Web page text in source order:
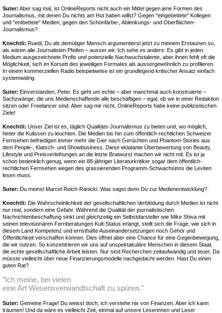
Suter: Aber sag mal, ist OnlineReports nicht auch ein Mittel gegen jene Formen des
Journalismus, mit denen Du nichts am Hut haben willst? Gegen "eingebettete" Kollegen
und "entbettete" Medien, gegen den Schönfärbe-, Ablenkungs- und Oberflächen-
Journalismus?
Knechtli: Ruedi, Du als demütiger Mensch argumentierst jetzt zu meinem Erstaunen so,
als wären alle Journalisten Pfeifen – ausser wir. Ich sehe es anders: Es gibt in jeden
Medium ausgezeichnete Profis und potenzielle Nachwuchstalente, aber ihnen fehlt oft die
Möglichkeit, sich im Korsett des jeweiligen Formates als aussergewöhnlich zu profilieren.
In einem kommerziellen Radio beispielweise ist ein grundlegend kritischer Ansatz einfach
systemwidrig.
Suter: Einverstanden, Peter. Es geht um echte – aber manchmal auch konstruierte –
Sachzwänge, die uns Medienschaffende alle beschäftigen – egal, ob wir in einer Redaktion
sitzen oder Freelancer sind. Aber sag mir nicht, OnlineReports habe keine publizistischen
Ziele!
Knechtli: Unser Ziel ist es, täglich Qualitäts-Journalismus zu bieten und, wo möglich,
hinter die Kulissen zu leuchten. Die Medien bis hin zum öffentlich-rechtlichen Schweizer
Fernsehen befriedigen immer mehr die Gier nach Gerüchten und Phantom-Stories aus
dem People-, Klatsch- und Showbusiness. Diese eklatante Überbewertung von Beauty,
Lifestyle und Preisverleihungen an die letzte Bratwurst machen wir nicht mit. Es ist ja
schon bedenklich genug, wenn ein 88-jähriger Literaturkritiker sogar dem öffentlich-
rechtlichen Fernsehen wegen des grassierenden Programm-Schwachsinns die Leviten
lesen muss.
Suter: Du meinst Marcel Reich-Ranicki. Was sagst denn Du zur Medienentwicklung?
Knechtli: Die Wahrscheinlichkeit der gesellschaftlichen Verblödung durch Medien ist nicht
nur real, sondern eine Gefahr. Während die Qualität der journalistischen
Nachrichtenbeschaffung sinkt und gleichzeitig ein Selbstdarsteller wie Mike Shiva mit
seinen televisionären Fernberatungen Kult-Status erlangt, stellt sich die Frage, wie sich in
diesem Land Kompetenz und ernsthafte Auseinandersetzungen noch Gehör und
Öffentlichkeit verschaffen können. Dies öffnet aber eine Chance für eine Gegenbewegung,
die wir nutzen. So konzentrieren wir uns auf unspektakuläre Menschen in diesem Staat,
die echte gesellschaftliche Arbeit leisten. Nur sind Recherchen zeitaufwändig und teuer. Da
müsste vielleicht über neue Finanzierungsmodelle nachgedacht werden. Hast Du einen
guten Rat?
"Ich meine, bei vielen
eine Art Wesensverwandtschaft zu spüren."
Suter: Gemeine Frage! Du weisst doch, ich verstehe nix von Finanzen. Aber ich kann
träumen! Und da wäre es vielleicht Zeit, einmal auf unsere Leserinnen und Leser